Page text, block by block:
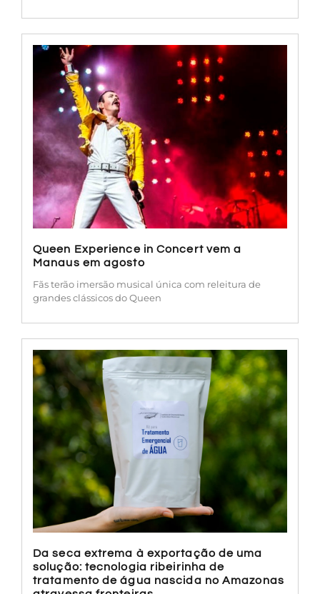
Queen Experience in Concert vem a
Manaus em agosto
Fãs terão imersão musical única com releitura de
grandes clássicos do Queen
Da seca extrema à exportação de uma
solução: tecnologia ribeirinha de
tratamento de água nascida no Amazonas